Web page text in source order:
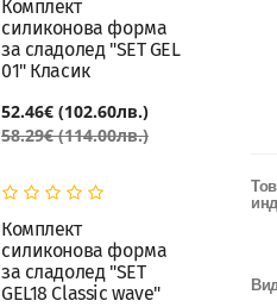
Комплект
силиконова форма
за сладолед "SET GEL
01" Класик
52.46€ (102.60лв.)
58.29€ (114.00лв.)
Комплект
силиконова форма
за сладолед "SET
GEL18 Classic wave"